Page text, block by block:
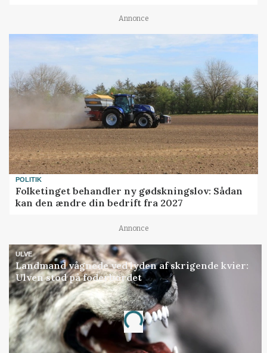
Annonce
POLITIK
Folketinget behandler ny gødskningslov: Sådan
kan den ændre din bedrift fra 2027
Annonce
ULVE
Landmand vågnede ved lyden af skrigende kvier:
Ulven stod på foderbordet
Annonce
Loading...